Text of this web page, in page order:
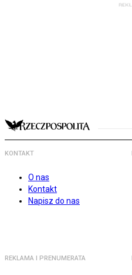
KONTAKT
O nas
Kontakt
Napisz do nas
REKLAMA I PRENUMERATA